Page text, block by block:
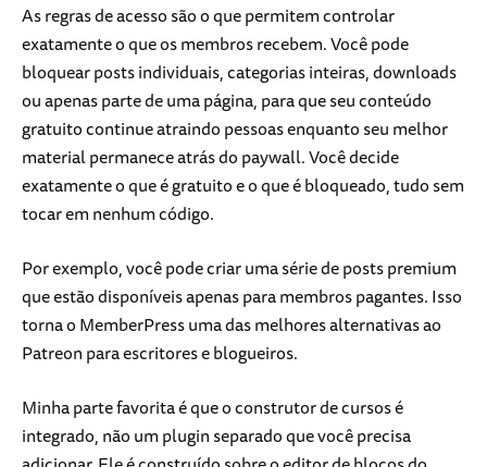
As regras de acesso são o que permitem controlar
exatamente o que os membros recebem. Você pode
bloquear posts individuais, categorias inteiras, downloads
ou apenas parte de uma página, para que seu conteúdo
gratuito continue atraindo pessoas enquanto seu melhor
material permanece atrás do paywall. Você decide
exatamente o que é gratuito e o que é bloqueado, tudo sem
tocar em nenhum código.
Por exemplo, você pode criar uma série de posts premium
que estão disponíveis apenas para membros pagantes. Isso
torna o MemberPress uma das melhores alternativas ao
Patreon para escritores e blogueiros.
Minha parte favorita é que o construtor de cursos é
integrado, não um plugin separado que você precisa